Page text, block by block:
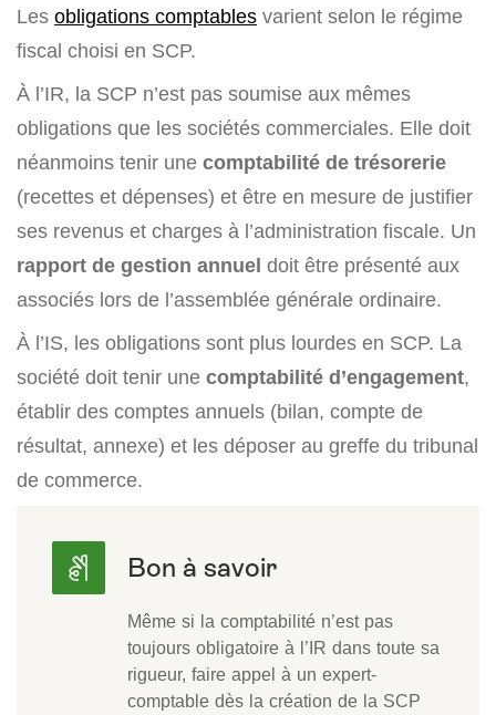
Les obligations comptables varient selon le régime
fiscal choisi en SCP.
À l’IR, la SCP n’est pas soumise aux mêmes
obligations que les sociétés commerciales. Elle doit
néanmoins tenir une comptabilité de trésorerie
(recettes et dépenses) et être en mesure de justifier
ses revenus et charges à l’administration fiscale. Un
rapport de gestion annuel doit être présenté aux
associés lors de l’assemblée générale ordinaire.
À l’IS, les obligations sont plus lourdes en SCP. La
société doit tenir une comptabilité d’engagement,
établir des comptes annuels (bilan, compte de
résultat, annexe) et les déposer au greffe du tribunal
de commerce.
Même si la comptabilité n’est pas
toujours obligatoire à l’IR dans toute sa
rigueur, faire appel à un expert-
comptable dès la création de la SCP